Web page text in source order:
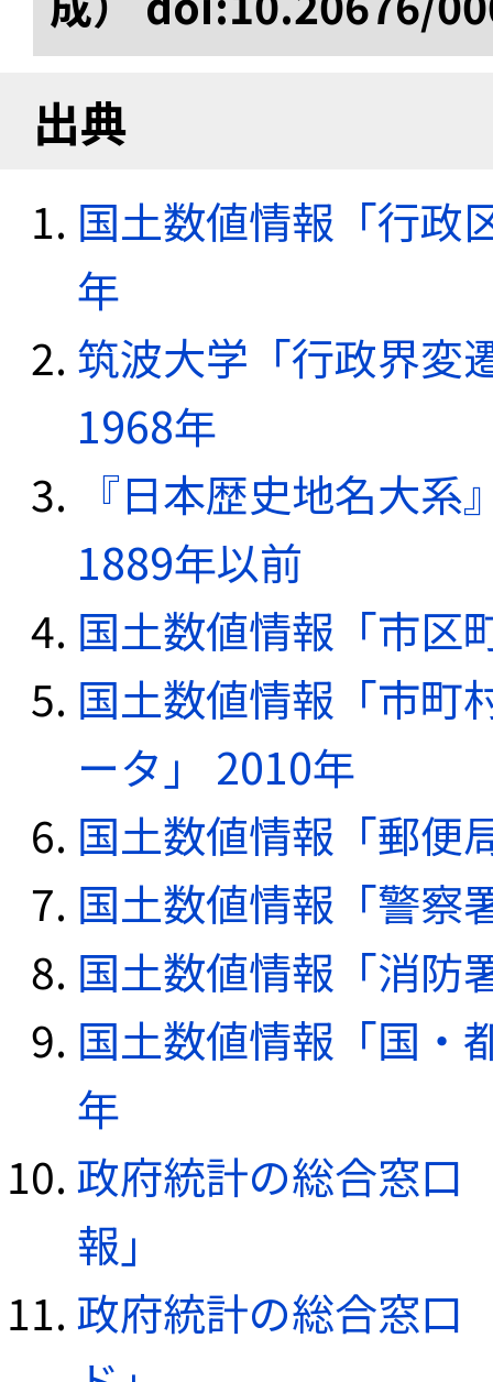
出典
国土数値情報「行政
年
筑波大学「行政界変
1968年
『日本歴史地名大
1889年以前
国土数値情報「市区
国土数値情報「市町
ータ」 2010年
国土数値情報「郵便
国土数値情報「警察
国土数値情報「消防
国土数値情報「国・
年
政府統計の総合窓口
報」
政府統計の総合窓口